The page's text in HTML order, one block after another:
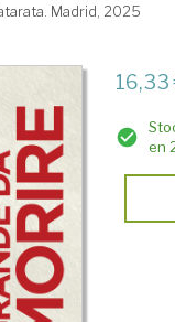
Madrid, 2025
16,33
en